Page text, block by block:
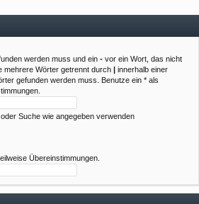
werden muss und ein - vor ein Wort, das nicht
mehrere Wörter getrennt durch | innerhalb einer
gefunden werden muss. Benutze ein * als
Suche wie angegeben verwenden
Übereinstimmungen.